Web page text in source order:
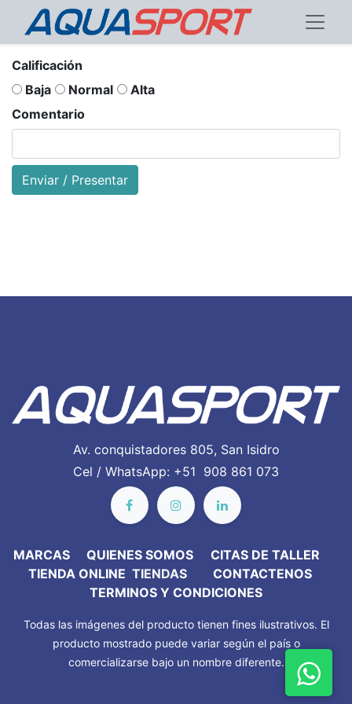
Calificación
Baja
Normal
Alta
Comentario
Enviar / Presentar
Av. conquistadores 805, San Isidro
Cel / WhatsApp: +51 908 861 073
MARC​AS QUIENES SOMOS CITAS DE TALLER
TIENDA ONLINETIENDAS CONTACTENOS
TERMINOS Y CONDICIONES
Todas las imágenes del producto tienen fines ilustrativos. El
producto mostrado puede variar según el país o
comercializarse bajo un nombre diferente.